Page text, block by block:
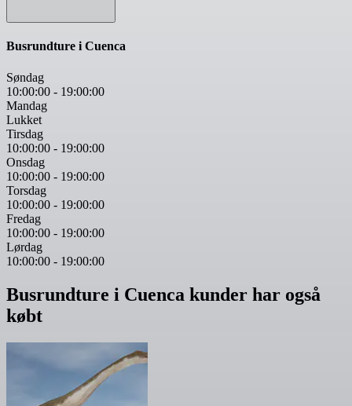
Busrundture i Cuenca
Søndag
10:00:00 - 19:00:00
Mandag
Lukket
Tirsdag
10:00:00 - 19:00:00
Onsdag
10:00:00 - 19:00:00
Torsdag
10:00:00 - 19:00:00
Fredag
10:00:00 - 19:00:00
Lørdag
10:00:00 - 19:00:00
Busrundture i Cuenca kunder har også
købt